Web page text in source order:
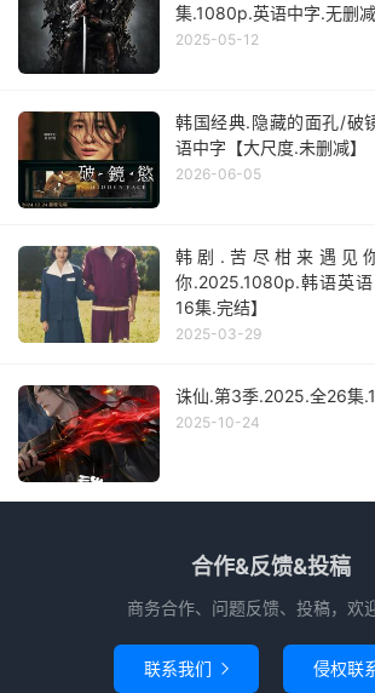
集.1080p.英语中字.无删减
2025-05-12
韩国经典.隐藏的面孔/破
语中字【大尺度.未删减】
2026-06-05
韩剧.苦尽柑来遇见
你.2025.1080p.韩语英
16集.完结】
2025-03-29
诛仙.第3季.2025.全26集
2025-10-24
合作&反馈&投稿
商务合作、问题反馈、投稿，欢
联系我们  侵权联